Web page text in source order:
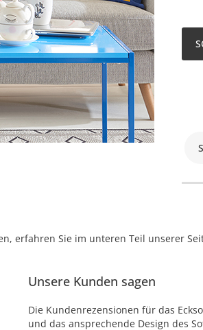
erfahren Sie im unteren Teil unserer
Unsere Kunden sagen
Die Kundenrezensionen für das
und das ansprechende Design des